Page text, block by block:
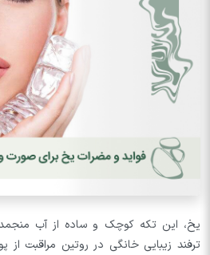
یخ، این تکه کوچک و ساده از آب
ترفند زیبایی خانگی در روتین مراقبت از